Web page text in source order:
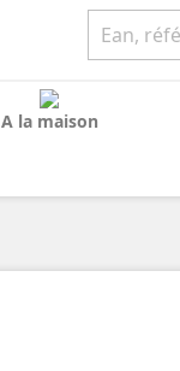
A la maison